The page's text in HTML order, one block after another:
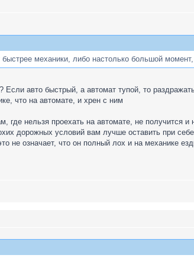
механики, либо настолько большой
Если авто быстрый, а автомат тупой, то
что на автомате, и хрен с ним
где нельзя проехать на автомате, не получится
дорожных условий вам лучше оставить при
не означает, что он полный лох и на механике